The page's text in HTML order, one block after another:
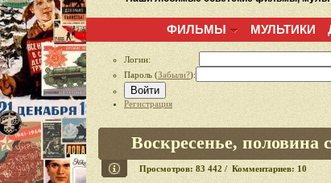
ФИЛЬМЫ МУЛЬТИКИ
Логин:
Пароль (Забыли?):
Войти
Регистрация
Воскресенье, половина
Просмотров: 83 442 / Комментариев: 10